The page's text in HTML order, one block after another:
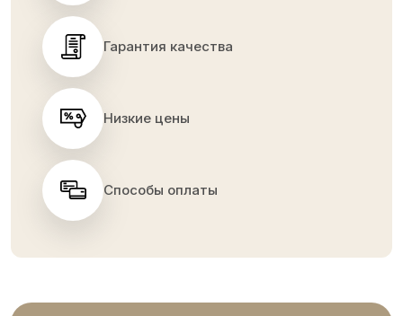
Гарантия качества
Низкие цены
Способы оплаты